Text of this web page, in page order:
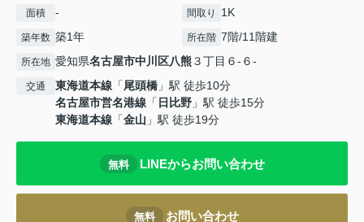
面積 - 間取り 1K
築年数 築1年 所在階 7階/11階建
所在地 愛知県名古屋市中川区八熊３丁目６-６-
交通 東海道本線 「尾頭橋 」駅 徒歩10分
名古屋市営名港線 「 日比野 」駅 徒歩15分
東海道本線 「金山 」駅 徒歩19分
無料 LINEからお問い合わせ
無料 お問い合わせ